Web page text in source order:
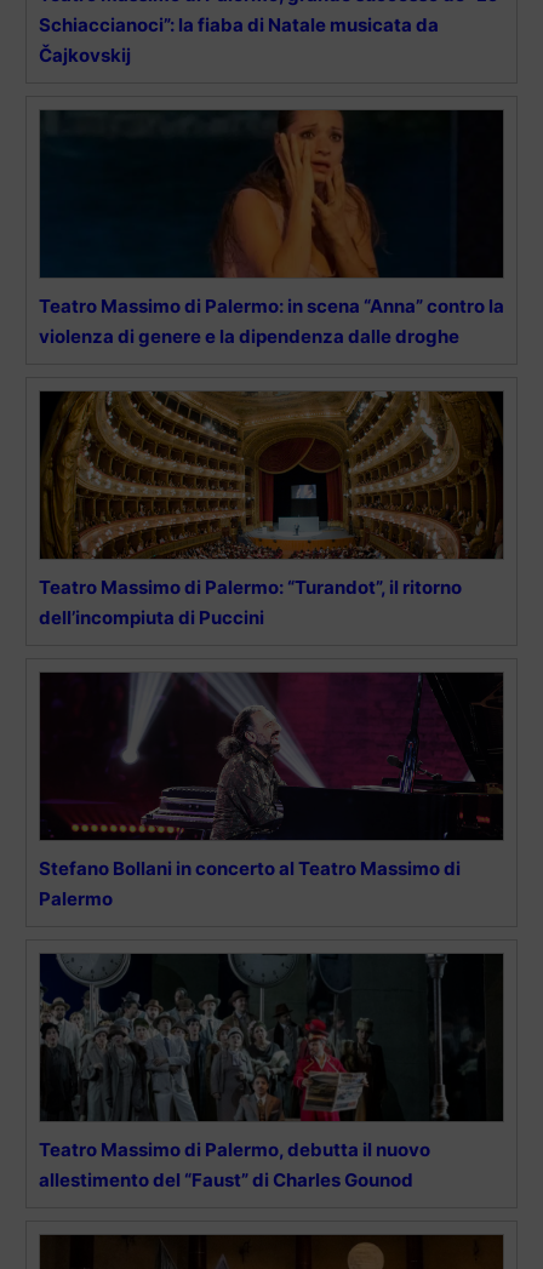
Schiaccianoci”: la fiaba di Natale musicata da
Čajkovskij
Teatro Massimo di Palermo: in scena “Anna” contro la
violenza di genere e la dipendenza dalle droghe
Teatro Massimo di Palermo: “Turandot”, il ritorno
dell’incompiuta di Puccini
Stefano Bollani in concerto al Teatro Massimo di
Palermo
Teatro Massimo di Palermo, debutta il nuovo
allestimento del “Faust” di Charles Gounod